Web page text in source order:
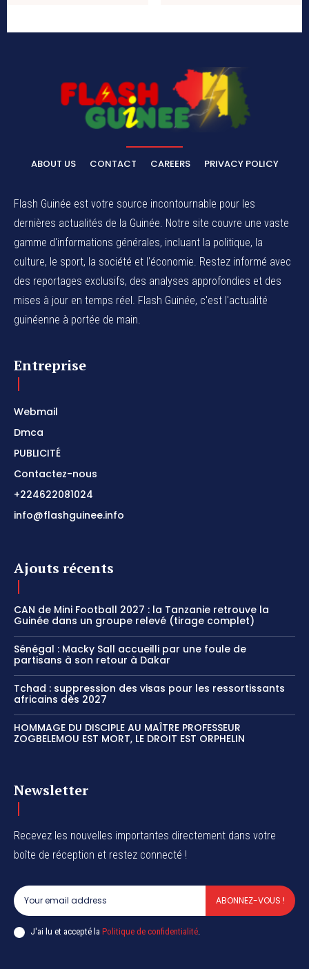
ABOUT US CONTACT CAREERS PRIVACY POLICY
Flash Guinée est votre source incontournable pour les
dernières actualités de la Guinée. Notre site couvre une vaste
gamme d'informations générales, incluant la politique, la
culture, le sport, la société et l'économie. Restez informé avec
des reportages exclusifs, des analyses approfondies et des
mises à jour en temps réel. Flash Guinée, c'est l'actualité
guinéenne à portée de main.
Entreprise
Webmail
Dmca
PUBLICITÉ
Contactez-nous
+224622081024
info@flashguinee.info
Ajouts récents
CAN de Mini Football 2027 : la Tanzanie retrouve la
Guinée dans un groupe relevé (tirage complet)
Sénégal : Macky Sall accueilli par une foule de
partisans à son retour à Dakar
Tchad : suppression des visas pour les ressortissants
africains dès 2027
HOMMAGE DU DISCIPLE AU MAÎTRE PROFESSEUR
ZOGBELEMOU EST MORT, LE DROIT EST ORPHELIN
Newsletter
Recevez les nouvelles importantes directement dans votre
boîte de réception et restez connecté !
ABONNEZ-VOUS !
J'ai lu et accepté la Politique de confidentialité.